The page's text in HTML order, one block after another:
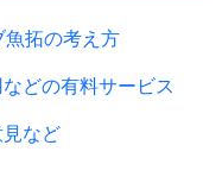
魚拓の考え方
どの有料サービス
見など